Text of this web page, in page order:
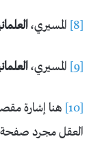
[8] المسيري،
[9] المسيري،
[10] هنا إشارة
العقل مجرد صفحة